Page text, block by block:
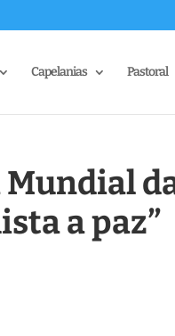
Capelanias Pastoral
a paz”